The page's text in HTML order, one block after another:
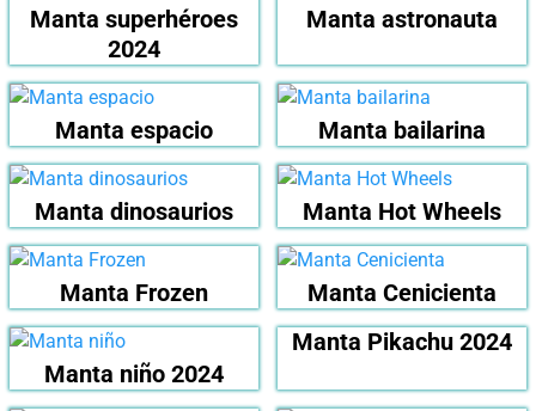
Manta superhéroes
2024
Manta astronauta
Manta espacio Manta bailarina
Manta dinosaurios Manta Hot Wheels
Manta Frozen Manta Cenicienta
Manta niño 2024
Manta Pikachu 2024